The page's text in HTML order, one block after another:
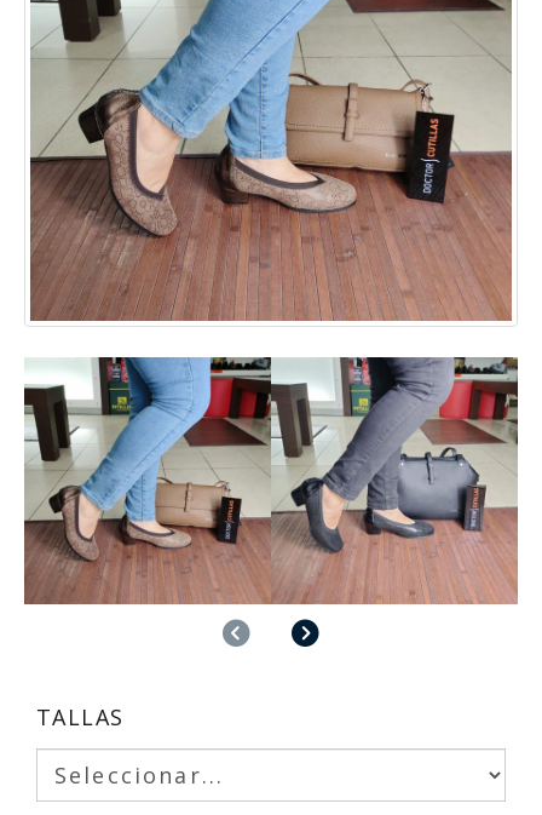
AnteriorSiguiente
TALLAS